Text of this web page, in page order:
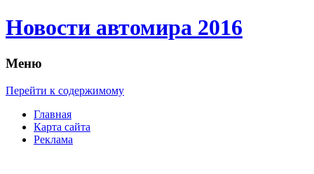
Новости автомира 2016
Меню
Перейти к содержимому
Главная
Карта сайта
Реклама